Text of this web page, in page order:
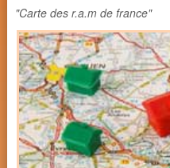
"Carte des r.a.m de france"